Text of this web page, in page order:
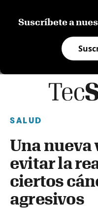
Suscríbete a
SALUD
Una nueva
evitar la
ciertos
agresivos